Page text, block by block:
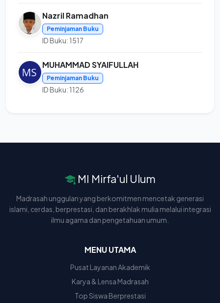
Nazril Ramadhan
Peminjaman Buku
ID Buku: 1517
MUHAMMAD SYAIFULLAH
Peminjaman Buku
ID Buku: 1126
MI Mirfa'ul Ulum
Madrasah unggulan yang berkomitmen mencetak generasi
islami, cerdas, berprestasi, dan berakhlak mulia melalui integrasi
ilmu agama dan pengetahuan umum.
MENU UTAMA
Pusat Layanan Akademik
Karya & Lensa Madrasah
Top Siswa Berprestasi